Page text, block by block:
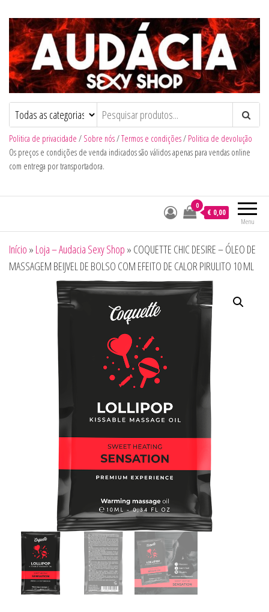
Audacia Sexy Shop
Politica de privacidade / Sobre nós/Termos e condições/ Politica de devolução
Os preços e condições de venda indicados são válidos apenas para vendas online
com entrega por transportadora.
Menu
0
€ 0,00
Início » Loja – Audacia Sexy Shop » COQUETTE CHIC DESIRE – ÓLEO DE
MASSAGEM BEIJVEL DE BOLSO COM EFEITO DE CALOR PIRULITO 10 ML